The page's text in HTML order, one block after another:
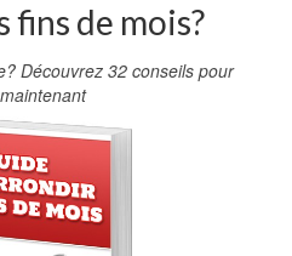
fins de mois?
Découvrez 32 conseils pour